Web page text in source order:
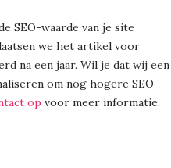
SEO-waarde van je site
we het artikel voor
na een jaar. Wil je dat wij een
om nog hogere SEO-
op voor meer informatie.